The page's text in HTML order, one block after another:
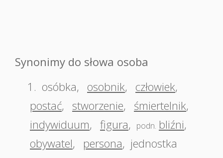
Synonimy do słowa osoba
1. osóbka, osobnik, człowiek,
postać, stworzenie, śmiertelnik,
indywiduum, figura, podn. bliźni,
obywatel, persona, jednostka